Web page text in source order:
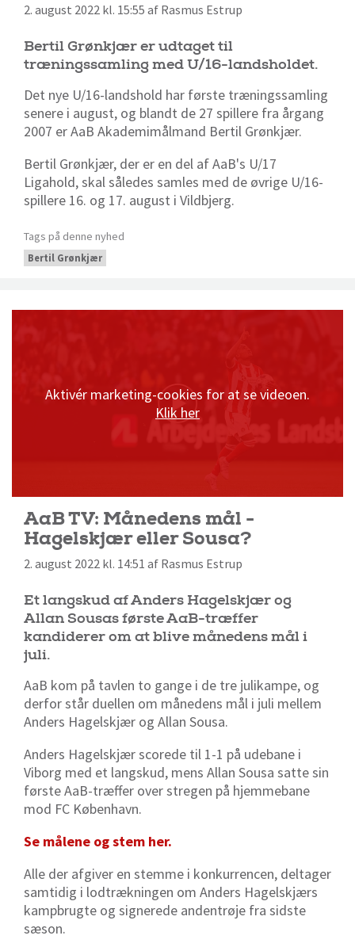
2. august 2022 kl. 15:55 af Rasmus Estrup
Bertil Grønkjær er udtaget til
træningssamling med U/16-landsholdet.
Det nye U/16-landshold har første træningssamling
senere i august, og blandt de 27 spillere fra årgang
2007 er AaB Akademimålmand Bertil Grønkjær.
Bertil Grønkjær, der er en del af AaB's U/17
Ligahold, skal således samles med de øvrige U/16-
spillere 16. og 17. august i Vildbjerg.
Tags på denne nyhed
Bertil Grønkjær
Aktivér marketing-cookies for at se videoen.
Klik her
AaB TV: Månedens mål -
Hagelskjær eller Sousa?
2. august 2022 kl. 14:51 af Rasmus Estrup
Et langskud af Anders Hagelskjær og
Allan Sousas første AaB-træffer
kandiderer om at blive månedens mål i
juli.
AaB kom på tavlen to gange i de tre julikampe, og
derfor står duellen om månedens mål i juli mellem
Anders Hagelskjær og Allan Sousa.
Anders Hagelskjær scorede til 1-1 på udebane i
Viborg med et langskud, mens Allan Sousa satte sin
første AaB-træffer over stregen på hjemmebane
mod FC København.
Se målene og stem her.
Alle der afgiver en stemme i konkurrencen, deltager
samtidig i lodtrækningen om Anders Hagelskjærs
kampbrugte og signerede andentrøje fra sidste
sæson.